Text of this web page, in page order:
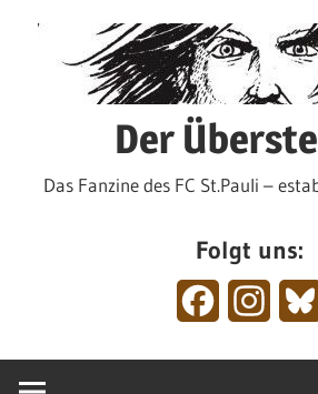
Der
Das Fanzine des FC St.Pauli –
Folgt uns:
Facebook